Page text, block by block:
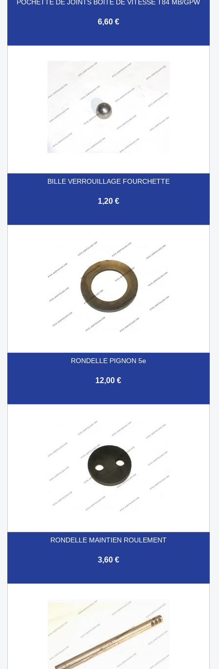
POCHETTE DE JOINTS BOITE DE VITESSE T84 MB/GPW
6,60 €
BILLE VERROUILLAGE FOURCHETTE
1,20 €
RONDELLE PIGNON 5e
12,00 €
RONDELLE MAINTIEN ROULEMENT
3,60 €